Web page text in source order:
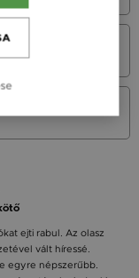
ejti rabul. Az olasz
vált híressé.
egyre népszerűbb.